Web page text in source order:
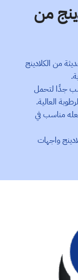
من
من الكلادينج
جدًا لتحمل
العالية.
مناسب في
واجهات